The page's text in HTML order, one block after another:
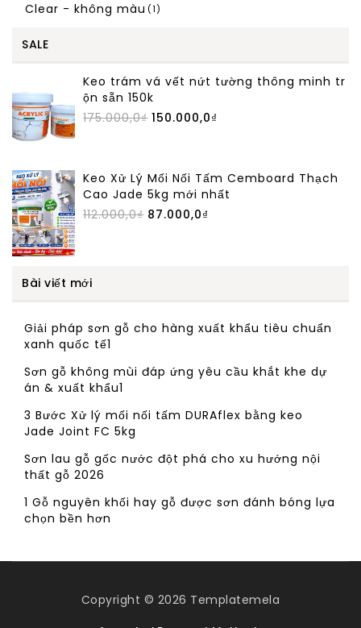
Clear - không màu (1)
SALE
Keo trám vá vết nứt tường thông minh tr
ộn sẵn 150k
175.000,0₫ 150.000,0₫
Keo Xử Lý Mối Nối Tấm Cemboard Thạch
Cao Jade 5kg mới nhất
112.000,0₫ 87.000,0₫
Bài viết mới
Giải pháp sơn gỗ cho hàng xuất khẩu tiêu chuẩn
xanh quốc tế1
Sơn gỗ không mùi đáp ứng yêu cầu khắt khe dự
án & xuất khẩu1
3 Bước Xử lý mối nối tấm DURAflex bằng keo
Jade Joint FC 5kg
Sơn lau gỗ gốc nước đột phá cho xu hướng nội
thất gỗ 2026
1 Gỗ nguyên khối hay gỗ được sơn đánh bóng lựa
chọn bền hơn
Copyright © 2026 Templatemela